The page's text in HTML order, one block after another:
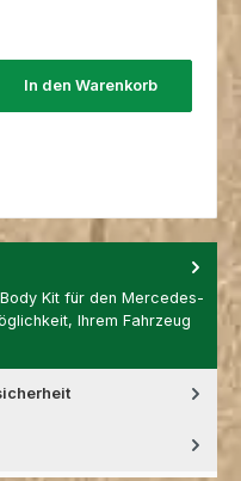
In den Warenkorb
Kit für den Mercedes-
Ihrem Fahrzeug